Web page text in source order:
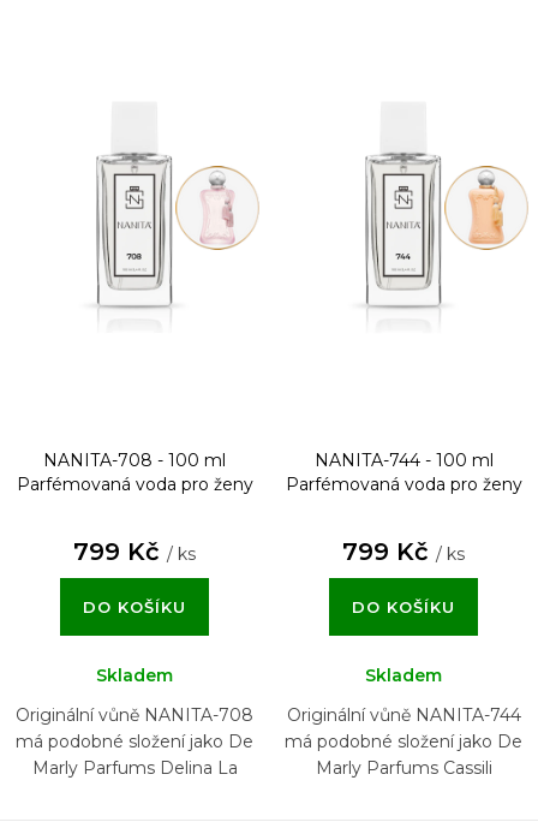
NANITA-708 - 100 ml
Parfémovaná voda pro ženy
799 Kč / ks
DO KOŠÍKU
Skladem
Originální vůně NANITA-708
má podobné složení jako De
Marly Parfums Delina La
NANITA-744 - 100 ml
Parfémovaná voda pro ženy
799 Kč / ks
DO KOŠÍKU
Skladem
Originální vůně NANITA-744
má podobné složení jako De
Marly Parfums Cassili